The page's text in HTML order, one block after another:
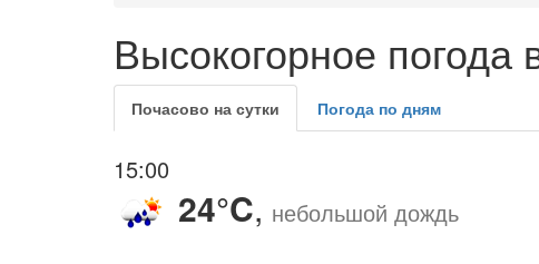
Высокогорное погода
Почасово на сутки Погода по дням
15:00
24°C, небольшой дождь